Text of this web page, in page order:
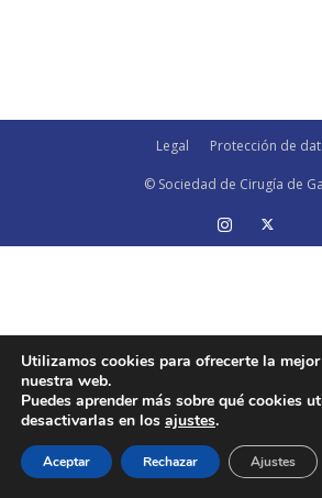
Legal Protección de
© Sociedad de Cirugía de
Utilizamos cookies para ofrecerte la
nuestra web.
Puedes aprender más sobre qué cookies
desactivarlas en los ajustes.
Aceptar Rechazar Ajustes